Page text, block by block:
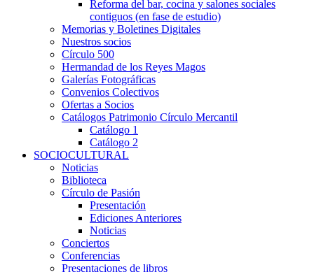
Reforma del bar, cocina y salones sociales
contiguos (en fase de estudio)
Memorias y Boletines Digitales
Nuestros socios
Círculo 500
Hermandad de los Reyes Magos
Galerías Fotográficas
Convenios Colectivos
Ofertas a Socios
Catálogos Patrimonio Círculo Mercantil
Catálogo 1
Catálogo 2
SOCIOCULTURAL
Noticias
Biblioteca
Círculo de Pasión
Presentación
Ediciones Anteriores
Noticias
Conciertos
Conferencias
Presentaciones de libros